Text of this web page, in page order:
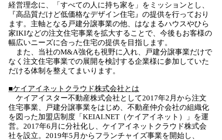
経営理念に、「すべての人に持ち家を」をミッションとし、
『高品質だけど低価格なデザイン住宅』の提供を行っており
ます。主軸となる戸建分譲事業の他、はなまるハウスやひら
家IKIなどの注文住宅事業を拡大することで、今後もお客様の
幅広いニーズに合った住宅の提供を目指します。
また、当社のM&A強化も視野に入れ、戸建分譲事業だけで
なく注文住宅事業での展開を検討する企業様に参加していた
だける体制を整えてまいります。
■ケイアイネットクラウド株式会社とは
ケイアイスター不動産株式会社として2017年2月から注文
住宅事業、戸建分譲事業をはじめ、不動産仲介会社の組織化
を図った加盟店制度「KEIAI.NET（ケイアイネット）」を運
営。2017年6月に分社化し、ケイアイネットクラウド株式会
社を設立。2019年5月からフランチャイズ事業を開始し、